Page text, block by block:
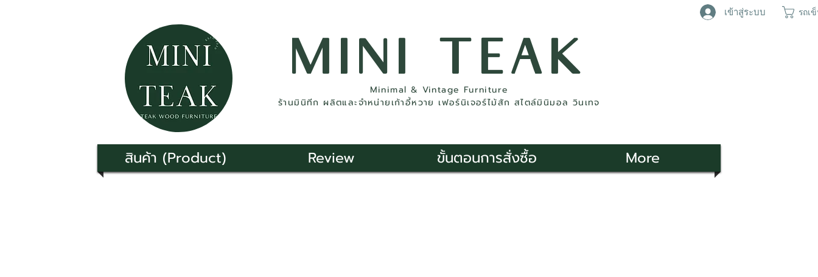
เข้าสู่ระบบ รถเ
MINI TEAK
Minimal & Vintage Furniture
ร้านมินิทีก ผลิตและจำหน่ายเก้าอี้หวาย เฟอร์นิเจอร์ไม้สัก สไตล์มินิมอล วินเทจ
สินค้า (Product) Review ขั้นตอนการสั่งซื้อ More